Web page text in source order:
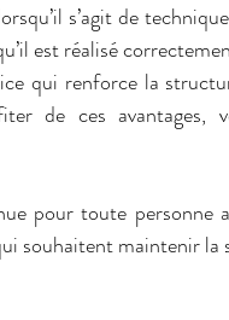
s’agit de
est réalisé
qui renforce la
de ces
pour toute personne
souhaitent maintenir